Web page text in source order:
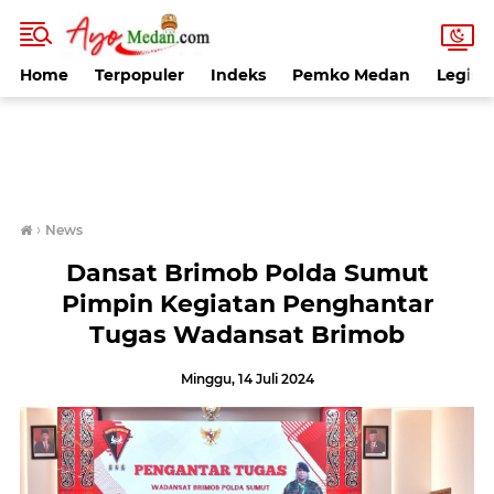
Home Terpopuler Indeks Pemko Medan
› News
Dansat Brimob Polda Sumut
Pimpin Kegiatan Penghantar
Tugas Wadansat Brimob
Minggu, 14 Juli 2024